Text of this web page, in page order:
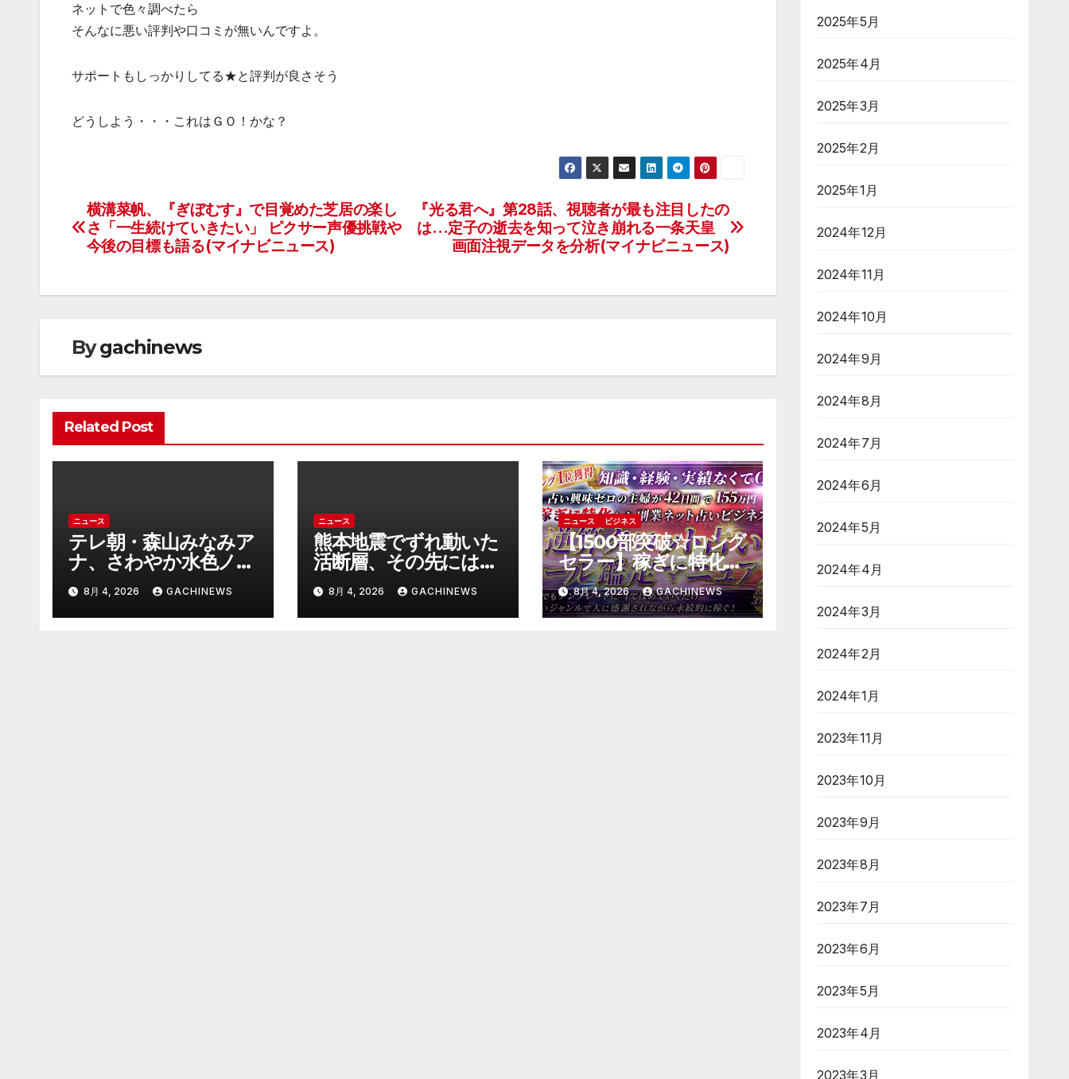
ネットで色々調べたら
そんなに悪い評判や口コミが無いんですよ。
サポートもしっかりしてる★と評判が良さそう
どうしよう・・・これはＧＯ！かな？
投
稿
ゲ
ー
シ
ョ
『光る君へ』第28話、視聴者が最も注目したの
は…定子の逝去を知って泣き崩れる一条天皇
画面注視データを分析(マイナビニュース)
横溝菜帆、『ぎぼむす』で目覚めた芝居の楽し
さ「一生続けていきたい」 ピクサー声優挑戦や
今後の目標も語る(マイナビニュース)
Bygachinews
Related Post
ニュース
テレ朝・森山みなみア
ナ、さわやか水色ノー
スリ姿で神スタイル炸
裂 「爽やかで可愛
い」「最上級にお似合
8月 4, 2026 GACHINEWS
ニュース
熊本地震でずれ動いた
活断層、その先には川
内原発が 実はもっと
ヤバい事態を起こしそ
うなリスクも(J-CAST
8月 4, 2026 GACHINEWS
ニュース ビジネス
【1500部突破☆ロング
セラー】稼ぎに特化し
た副業ネット占いのバ
イブル～逆算タロット
占いメール鑑定マニュ
8月 4, 2026 GACHINEWS
2025年5月
2025年4月
2025年3月
2025年2月
2025年1月
2024年12月
2024年11月
2024年10月
2024年9月
2024年8月
2024年7月
2024年6月
2024年5月
2024年4月
2024年3月
2024年2月
2024年1月
2023年11月
2023年10月
2023年9月
2023年8月
2023年7月
2023年6月
2023年5月
2023年4月
2023年3月